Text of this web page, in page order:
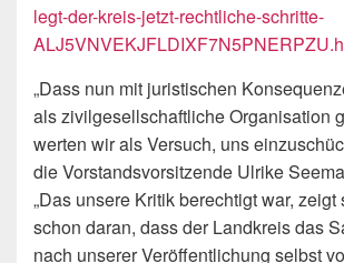
legt-der-kreis-jetzt-rechtliche-schritte-
„Dass nun mit juristischen
als zivilgesellschaftliche Organisation
werten wir als Versuch, uns
die Vorstandsvorsitzende Ulrike
„Das unsere Kritik berechtigt war,
schon daran, dass der Landkreis das
nach unserer Veröffentlichung selbst